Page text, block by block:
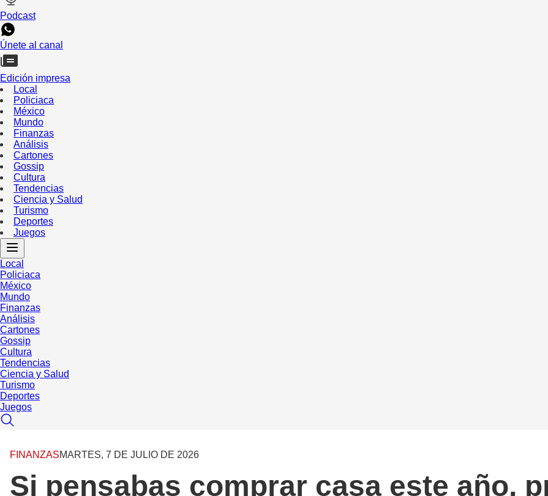
Podcast
Únete al canal
Edición impresa
Local
Policiaca
México
Mundo
Finanzas
Análisis
Cartones
Gossip
Cultura
Tendencias
Ciencia y Salud
Turismo
Deportes
Juegos
Local
Policiaca
México
Mundo
Finanzas
Análisis
Cartones
Gossip
Cultura
Tendencias
Ciencia y Salud
Turismo
Deportes
Juegos
FINANZASMARTES, 7 DE JULIO DE 2026
Si pensabas comprar casa este año,